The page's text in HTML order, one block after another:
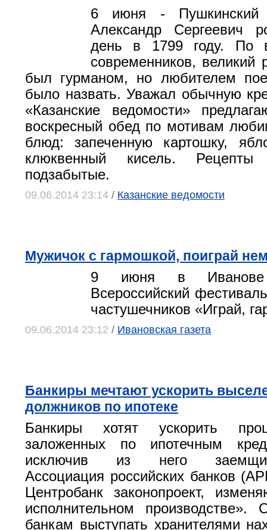
6 июня - Пушкинский
Александр Сергеевич
день в 1799 году. По
современников, великий
был гурманом, но любителем
было назвать. Уважал обычную
«Казанские ведомости»
воскресный обед по мотивам
блюд: запеченную картошку,
клюквенный кисель.
подзабытые.
09.06.2014 23:14 / Казанские ведомости
Мужичок с гармошкой, поиграй
9 июня в Иванове
Всероссийский
частушечников «Играй,
09.06.2014 23:12 / Ивановская газета
Банкиры мечтают ускорить
должников по ипотеке
Банкиры хотят ускорить
заложенных по ипотечным
исключив из него
Ассоциация российских банков
Центробанк законопроект,
исполнительном
банкам выступать хранителями